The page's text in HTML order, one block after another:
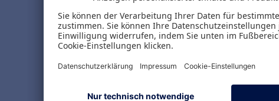
Versandpauschalen
Kostenlose Rücksendungen